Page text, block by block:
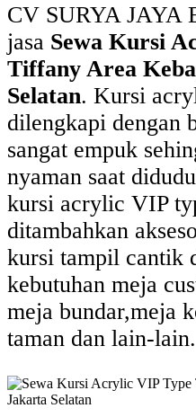
CV SURYA JAYA
jasa Sewa Kursi
Tiffany Area
Selatan. Kursi
dilengkapi dengan
sangat empuk
nyaman saat
kursi acrylic VIP
ditambahkan
kursi tampil cantik
kebutuhan meja
meja bundar,meja
taman dan lain-lain.